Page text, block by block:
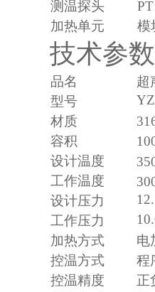
测温探头
加热单元
模
技术参数
品名
超
型号
材质
容积
设计温度
工作温度
设计压力
工作压力
加热方式
电
控温方式
程
控温精度
正